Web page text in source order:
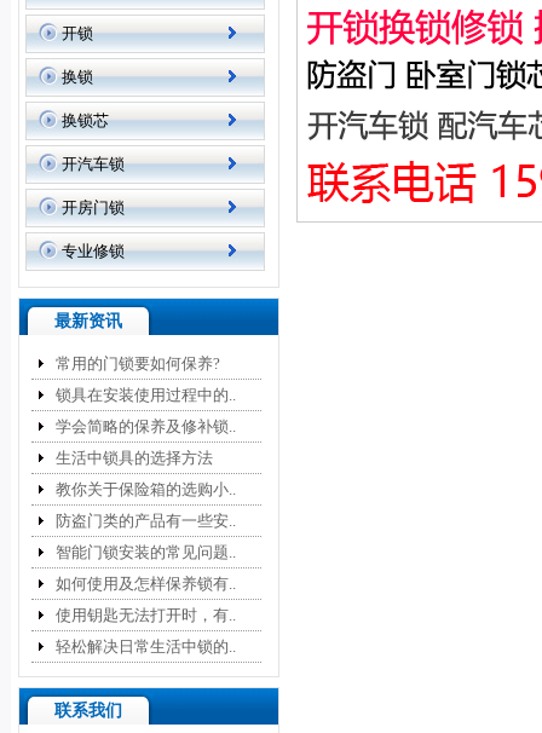
开锁
换锁
换锁芯
开汽车锁
开房门锁
专业修锁
最新资讯
常用的门锁要如何保养?
锁具在安装使用过程中的..
学会简略的保养及修补锁..
生活中锁具的选择方法
教你关于保险箱的选购小..
防盗门类的产品有一些安..
智能门锁安装的常见问题..
如何使用及怎样保养锁有..
使用钥匙无法打开时，有..
轻松解决日常生活中锁的..
联系我们